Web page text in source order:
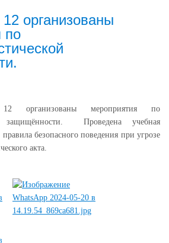
организованы
по
мероприятия по
защищённости. Проведена учебная
безопасного поведения при угрозе
акта.